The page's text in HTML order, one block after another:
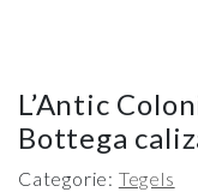
L’Antic
Bottega
Categorie: Tegels